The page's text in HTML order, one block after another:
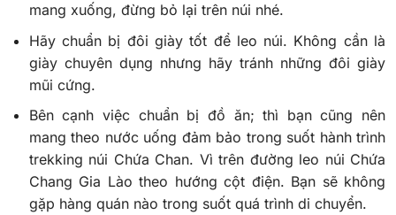
mang xuống, đừng bỏ lại trên núi nhé.
Hãy chuẩn bị đôi giày tốt để leo núi. Không cần là
giày chuyên dụng nhưng hãy tránh những đôi giày
mũi cứng.
Bên cạnh việc chuẩn bị đồ ăn; thì bạn cũng nên
mang theo nước uống đảm bảo trong suốt hành trình
trekking núi Chứa Chan. Vì trên đường leo núi Chứa
Chang Gia Lào theo hướng cột điện. Bạn sẽ không
gặp hàng quán nào trong suốt quá trình di chuyển.